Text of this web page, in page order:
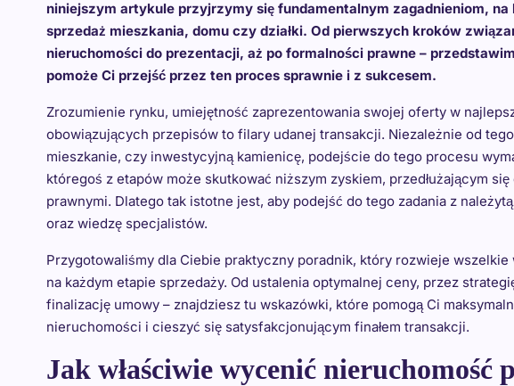
niniejszym artykule przyjrzymy się fundamentalnym zagadnieniom,
sprzedaż mieszkania, domu czy działki. Od pierwszych kroków
nieruchomości do prezentacji, aż po formalności prawne –
pomoże Ci przejść przez ten proces sprawnie i z sukcesem.
Zrozumienie rynku, umiejętność zaprezentowania swojej oferty w
obowiązujących przepisów to filary udanej transakcji. Niezależnie od
mieszkanie, czy inwestycyjną kamienicę, podejście do tego procesu
któregoś z etapów może skutkować niższym zyskiem, przedłużającym
prawnymi. Dlatego tak istotne jest, aby podejść do tego zadania z
oraz wiedzę specjalistów.
Przygotowaliśmy dla Ciebie praktyczny poradnik, który rozwieje
na każdym etapie sprzedaży. Od ustalenia optymalnej ceny, przez
finalizację umowy – znajdziesz tu wskazówki, które pomogą Ci
nieruchomości i cieszyć się satysfakcjonującym finałem transakcji.
Jak właściwie wycenić nieruchomość